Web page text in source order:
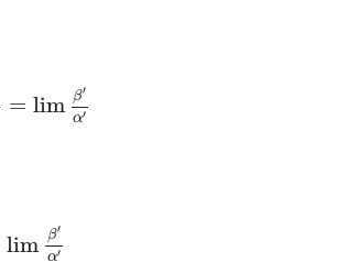
= lim β′
α′
α′
lim β′
α′